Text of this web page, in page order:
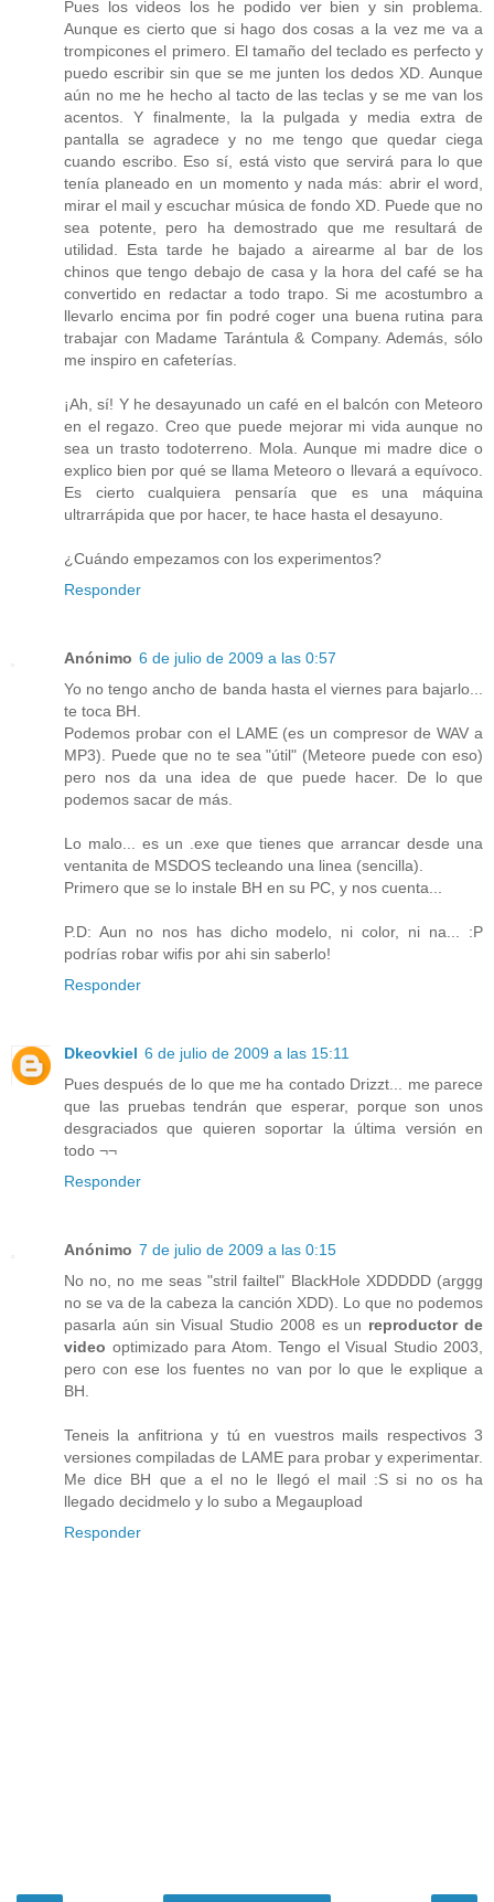
Pues los videos los he podido ver bien y sin problema.
Aunque es cierto que si hago dos cosas a la vez me va a
trompicones el primero. El tamaño del teclado es perfecto y
puedo escribir sin que se me junten los dedos XD. Aunque
aún no me he hecho al tacto de las teclas y se me van los
acentos. Y finalmente, la la pulgada y media extra de
pantalla se agradece y no me tengo que quedar ciega
cuando escribo. Eso sí, está visto que servirá para lo que
tenía planeado en un momento y nada más: abrir el word,
mirar el mail y escuchar música de fondo XD. Puede que no
sea potente, pero ha demostrado que me resultará de
utilidad. Esta tarde he bajado a airearme al bar de los
chinos que tengo debajo de casa y la hora del café se ha
convertido en redactar a todo trapo. Si me acostumbro a
llevarlo encima por fin podré coger una buena rutina para
trabajar con Madame Tarántula & Company. Además, sólo
me inspiro en cafeterías.
¡Ah, sí! Y he desayunado un café en el balcón con Meteoro
en el regazo. Creo que puede mejorar mi vida aunque no
sea un trasto todoterreno. Mola. Aunque mi madre dice o
explico bien por qué se llama Meteoro o llevará a equívoco.
Es cierto cualquiera pensaría que es una máquina
ultrarrápida que por hacer, te hace hasta el desayuno.
¿Cuándo empezamos con los experimentos?
Responder
Anónimo 6 de julio de 2009 a las 0:57
Yo no tengo ancho de banda hasta el viernes para bajarlo...
te toca BH.
Podemos probar con el LAME (es un compresor de WAV a
MP3). Puede que no te sea "útil" (Meteore puede con eso)
pero nos da una idea de que puede hacer. De lo que
podemos sacar de más.
Lo malo... es un .exe que tienes que arrancar desde una
ventanita de MSDOS tecleando una linea (sencilla).
Primero que se lo instale BH en su PC, y nos cuenta...
P.D: Aun no nos has dicho modelo, ni color, ni na... :P
podrías robar wifis por ahi sin saberlo!
Responder
Dkeovkiel 6 de julio de 2009 a las 15:11
Pues después de lo que me ha contado Drizzt... me parece
que las pruebas tendrán que esperar, porque son unos
desgraciados que quieren soportar la última versión en
todo ¬¬
Responder
Anónimo 7 de julio de 2009 a las 0:15
No no, no me seas "stril failtel" BlackHole XDDDDD (arggg
no se va de la cabeza la canción XDD). Lo que no podemos
pasarla aún sin Visual Studio 2008 es un reproductor de
video optimizado para Atom. Tengo el Visual Studio 2003,
pero con ese los fuentes no van por lo que le explique a
BH.
Teneis la anfitriona y tú en vuestros mails respectivos 3
versiones compiladas de LAME para probar y experimentar.
Me dice BH que a el no le llegó el mail :S si no os ha
llegado decidmelo y lo subo a Megaupload
Responder